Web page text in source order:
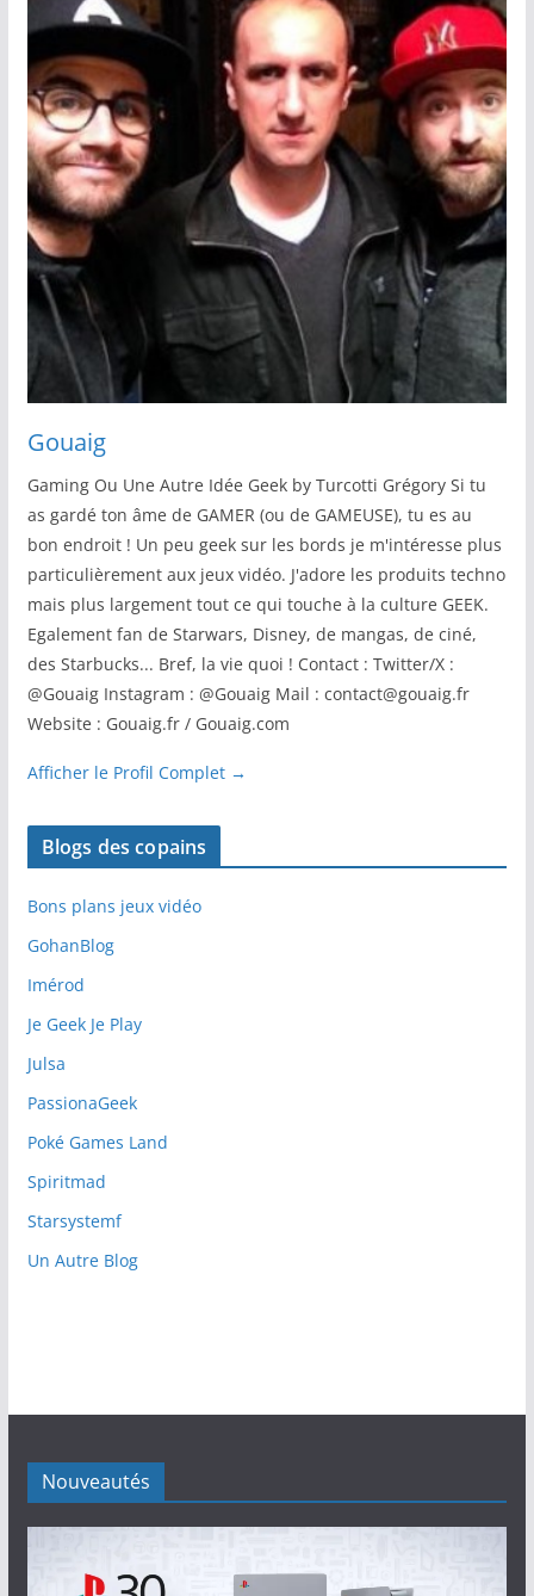
Gouaig
Gaming Ou Une Autre Idée Geek by Turcotti Grégory Si tu
as gardé ton âme de GAMER (ou de GAMEUSE), tu es au
bon endroit ! Un peu geek sur les bords je m'intéresse plus
particulièrement aux jeux vidéo. J'adore les produits techno
mais plus largement tout ce qui touche à la culture GEEK.
Egalement fan de Starwars, Disney, de mangas, de ciné,
des Starbucks... Bref, la vie quoi ! Contact : Twitter/X :
@Gouaig Instagram : @Gouaig Mail : contact@gouaig.fr
Website : Gouaig.fr / Gouaig.com
Afficher le Profil Complet →
Blogs des copains
Bons plans jeux vidéo
GohanBlog
Imérod
Je Geek Je Play
Julsa
PassionaGeek
Poké Games Land
Spiritmad
Starsystemf
Un Autre Blog
Nouveautés